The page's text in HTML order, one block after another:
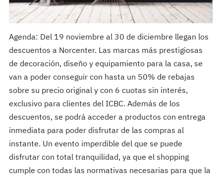
Agenda: Del 19 noviembre al 30 de diciembre llegan los
descuentos a Norcenter. Las marcas más prestigiosas
de decoración, diseño y equipamiento para la casa, se
van a poder conseguir con hasta un 50% de rebajas
sobre su precio original y con 6 cuotas sin interés,
exclusivo para clientes del ICBC. Además de los
descuentos, se podrá acceder a productos con entrega
inmediata para poder disfrutar de las compras al
instante. Un evento imperdible del que se puede
disfrutar con total tranquilidad, ya que el shopping
cumple con todas las normativas necesarias para que la